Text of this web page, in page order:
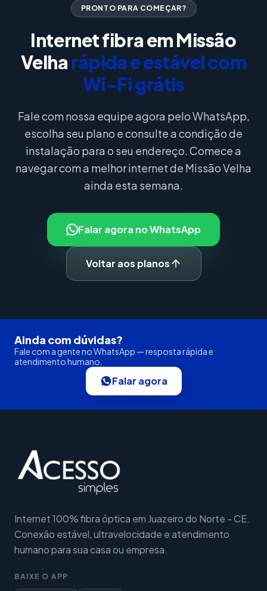
PRONTO PARA COMEÇAR?
Internet fibra em Missão
Velha rápida e estável com
Wi-Fi grátis
Fale com nossa equipe agora pelo WhatsApp,
escolha seu plano e consulte a condição de
instalação para o seu endereço. Comece a
navegar com a melhor internet de Missão Velha
ainda esta semana.
Falar agora no WhatsApp
Voltar aos planos
Ainda com dúvidas?
Fale com a gente no WhatsApp — resposta rápida e
atendimento humano.
Falar agora
Internet 100% fibra óptica em Juazeiro do Norte - CE.
Conexão estável, ultravelocidade e atendimento
humano para sua casa ou empresa.
BAIXE O APP